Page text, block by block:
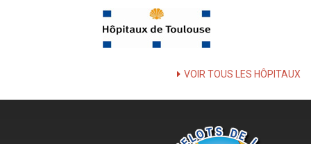
VOIR TOUS LES HÔPITAUX